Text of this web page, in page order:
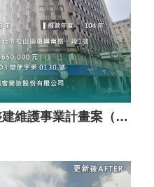
（惠國大廈）都市更新整建維護事業計畫案（套餐A）